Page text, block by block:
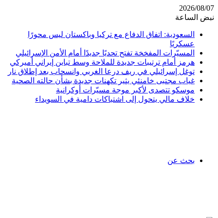
2026/08/07
نبض الساعة
السعودية: اتفاق الدفاع مع تركيا وباكستان ليس محورًا
عسكريًا
المسيّرات المفخخة تفتح تحديًا جديدًا أمام الأمن الإسرائيلي
هرمز أمام ترتيبات جديدة للملاحة وسط تباين إيراني أميركي
توغل إسرائيلي في ريف درعا الغربي وانسحاب بعد إطلاق نار
غياب مجتبى خامنئي يثير تكهنات جديدة بشأن حالته الصحية
موسكو تتصدى لأكبر موجة مسيّرات أوكرانية
خلاف مالي يتحول إلى اشتباكات دامية في السويداء
بحث عن